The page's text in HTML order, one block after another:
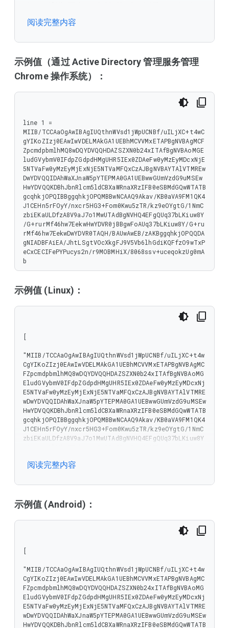
gNIADBFAiEA/JhtLSgtVOcXkgFJ9V5Vb6lhGdiKQFfzO9wTxP
b
阅读完整内容
示例值（通过 Active Directory 管理服务管理
Chrome 操作系统）：
line 1 =
MIIB/TCCAaOgAwIBAgIUQthnWVsd1jWpUCNBf/uILjXC+t4wC
gYIKoZIzj0EAwIwVDELMAkGA1UEBhMCVVMxETAPBgNVBAgMCF
ZpcmdpbmlhMQ8wDQYDVQQHDAZSZXN0b24xITAfBgNVBAoMGE
ludGVybmV0IFdpZGdpdHMgUHR5IEx0ZDAeFw0yMzEyMDcxNjE
5NTVaFw0yMzEyMjExNjE5NTVaMFQxCzAJBgNVBAYTAlVTMREw
DwYDVQQIDAhWaXJnaW5pYTEPMA0GA1UEBwwGUmVzdG9uMSEw
HwYDVQQKDBhJbnRlcm5ldCBXaWRnaXRzIFB0eSBMdGQwWTATB
gcqhkjOPQIBBggqhkjOPQMBBwNCAAQ9Akav/KB0aVA9FM1QK4
J1CEHn5rFOyY/nxcr5HG3+Fom0Kwu5zTR/kz9eOYgtG/1NmC
zbiEKaULDfzA8V9aJ7o1MwUTAdBgNVHQ4EFgQUq37bLKiuw8Y
/G+rurMf46hw7EekwHwYDVR0jBBgwFoAUq37bLKiuw8Y/G+ru
rMf46hw7EekwDwYDVR0TAQH/BAUwAwEB/zAKBggqhkjOPQQDA
gNIADBFAiEA/JhtLSgtVOcXkgFJ9V5Vb6lhGdiKQFfzO9wTxP
eCxCECIFePYPucys2n/r9MOBMHiX/8068ssv+uceqokzUg0mA
b
示例值 (Linux)：
[
"MIIB/TCCAaOgAwIBAgIUQthnWVsd1jWpUCNBf/uILjXC+t4w
CgYIKoZIzj0EAwIwVDELMAkGA1UEBhMCVVMxETAPBgNVBAgMC
FZpcmdpbmlhMQ8wDQYDVQQHDAZSZXN0b24xITAfBgNVBAoMG
EludGVybmV0IFdpZGdpdHMgUHR5IEx0ZDAeFw0yMzEyMDcxNj
E5NTVaFw0yMzEyMjExNjE5NTVaMFQxCzAJBgNVBAYTAlVTMRE
wDwYDVQQIDAhWaXJnaW5pYTEPMA0GA1UEBwwGUmVzdG9uMSEw
HwYDVQQKDBhJbnRlcm5ldCBXaWRnaXRzIFB0eSBMdGQwWTATB
gcqhkjOPQIBBggqhkjOPQMBBwNCAAQ9Akav/KB0aVA9FM1QK4
J1CEHn5rFOyY/nxcr5HG3+Fom0Kwu5zTR/kz9eOYgtG/1NmC
zbiEKaULDfzA8V9aJ7o1MwUTAdBgNVHQ4EFgQUq37bLKiuw8Y
gNIADBFAiEA/JhtLSgtVOcXkgFJ9V5Vb6lhGdiKQFfzO9wTxP
b"
阅读完整内容
示例值 (Android)：
[
"MIIB/TCCAaOgAwIBAgIUQthnWVsd1jWpUCNBf/uILjXC+t4w
CgYIKoZIzj0EAwIwVDELMAkGA1UEBhMCVVMxETAPBgNVBAgMC
FZpcmdpbmlhMQ8wDQYDVQQHDAZSZXN0b24xITAfBgNVBAoMG
EludGVybmV0IFdpZGdpdHMgUHR5IEx0ZDAeFw0yMzEyMDcxNj
E5NTVaFw0yMzEyMjExNjE5NTVaMFQxCzAJBgNVBAYTAlVTMRE
wDwYDVQQIDAhWaXJnaW5pYTEPMA0GA1UEBwwGUmVzdG9uMSEw
HwYDVQQKDBhJbnRlcm5ldCBXaWRnaXRzIFB0eSBMdGQwWTATB